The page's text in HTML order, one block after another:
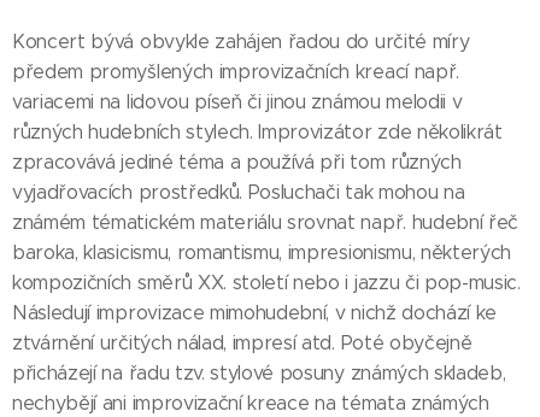
Koncert bývá obvykle zahájen řadou do určité míry
předem promyšlených improvizačních kreací např.
variacemi na lidovou píseň či jinou známou melodii v
různých hudebních stylech. Improvizátor zde několikrát
zpracovává jediné téma a používá při tom různých
vyjadřovacích prostředků. Posluchači tak mohou na
známém tématickém materiálu srovnat např. hudební řeč
baroka, klasicismu, romantismu, impresionismu, některých
kompozičních směrů XX. století nebo i jazzu či pop-music.
Následují improvizace mimohudební, v nichž dochází ke
ztvárnění určitých nálad, impresí atd. Poté obyčejně
přicházejí na řadu tzv. stylové posuny známých skladeb,
nechybějí ani improvizační kreace na témata známých